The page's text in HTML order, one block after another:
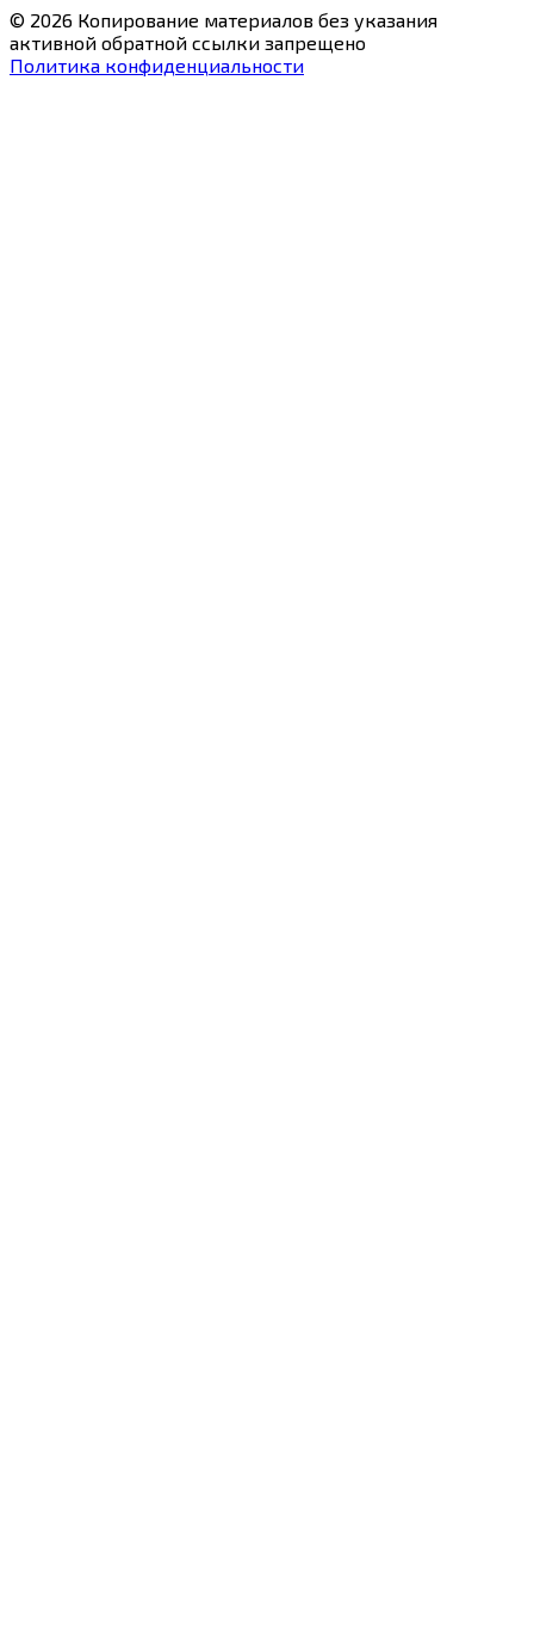
© 2026 Копирование материалов без указания
активной обратной ссылки запрещено
Политика конфиденциальности